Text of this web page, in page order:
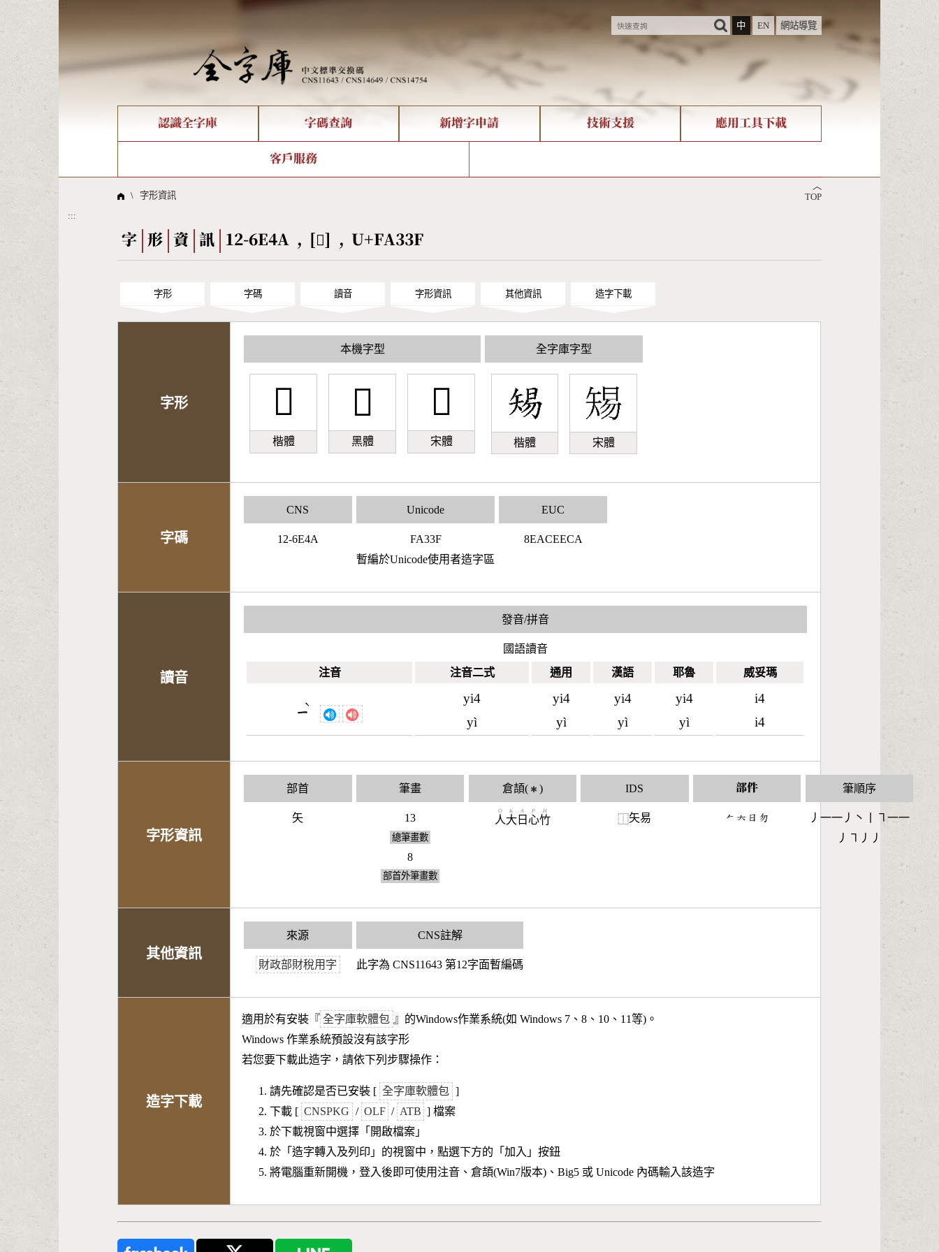
:::
中
EN 網站導覽
認識全字庫
全字庫現況
線上教學
字碼查詢
部件查詢
倉頡查詢
Big5查詢 拼音查詢
新增字申請 技術支援
造字解決方案
應用工具下載
字形下載
客戶服務
問題集
︿
TOP
\ 字形資訊
:::
字 形 資 訊 12-6E4A , [󺌿] , U+FA33F
字形 字碼 讀音 字形資訊 其他資訊 造字下載
字形
本機字型
󺌿
楷體
󺌿
黑體
󺌿
宋體
全字庫字型
楷體 宋體
字碼
CNS
12-6E4A
Unicode
FA33F
暫編於Unicode使用者造字區
EUC
8EACEECA
讀音
發音/拼音
國語讀音
注音
注音二式 通用 漢語 耶魯 威妥瑪
ㄧ
ˋ
yi4
yì
yi4
yì
yi4
yì
yi4
yì
i4
i4
字形資訊
部首
矢
筆畫
13
總筆畫數
8
部首外筆畫數
倉頡( ✱ )
人
O
大
K
日
A
心
P
竹
H
IDS
⿰矢易
部件
󶀩󶁩󶃐󶃴
筆順序
丿一一丿丶丨㇕一一
丿㇕丿丿
其他資訊
來源
財政部財稅用字
CNS註解
此字為 CNS11643 第12字面暫編碼
造字下載
適用於有安裝『 全字庫軟體包 』的Windows作業系統(如 Windows 7、8、10、11等)。
Windows 作業系統預設沒有該字形
若您要下載此造字，請依下列步驟操作：
請先確認是否已安裝 [ 全字庫軟體包 ]
下載 [ CNSPKG / OLF / ATB ] 檔案
於下載視窗中選擇「開啟檔案」
於「造字轉入及列印」的視窗中，點選下方的「加入」按鈕
將電腦重新開機，登入後即可使用注音、倉頡(Win7版本)、Big5 或 Unicode 內碼輸入該造字